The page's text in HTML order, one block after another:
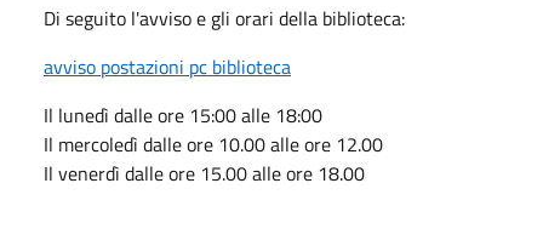
Di seguito l'avviso e gli orari della biblioteca:
avviso postazioni pc biblioteca
Il lunedì dalle ore 15:00 alle 18:00
Il mercoledì dalle ore 10.00 alle ore 12.00
Il venerdì dalle ore 15.00 alle ore 18.00